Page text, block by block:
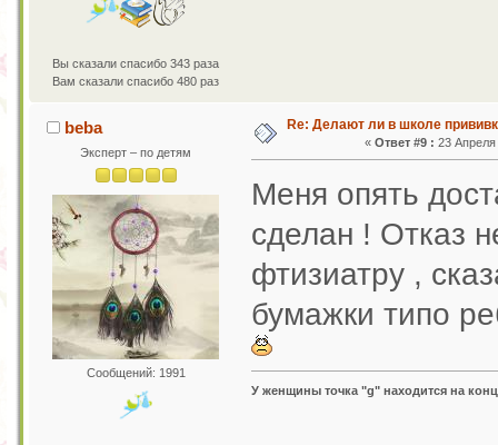
Вы сказали спасибо 343 раза
Вам сказали спасибо 480 раз
beba
Эксперт – по детям
Сообщений: 1991
Re: Делают ли в школе
«Ответ #9 : 23
Меня опять
сделан ! Отказ
фтизиатру ,
бумажки типо
У женщины точка "g" находится на